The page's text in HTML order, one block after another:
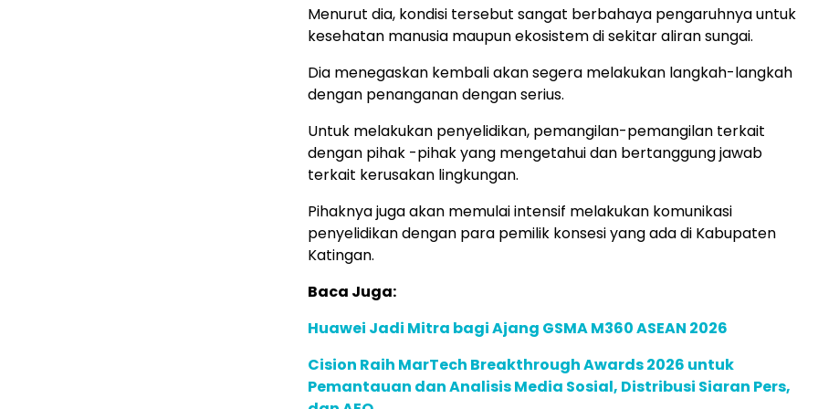
Menurut dia, kondisi tersebut sangat berbahaya pengaruhnya untuk
kesehatan manusia maupun ekosistem di sekitar aliran sungai.
Dia menegaskan kembali akan segera melakukan langkah-langkah
dengan penanganan dengan serius.
Untuk melakukan penyelidikan, pemangilan-pemangilan terkait
dengan pihak -pihak yang mengetahui dan bertanggung jawab
terkait kerusakan lingkungan.
Pihaknya juga akan memulai intensif melakukan komunikasi
penyelidikan dengan para pemilik konsesi yang ada di Kabupaten
Katingan.
Baca Juga:
Huawei Jadi Mitra bagi Ajang GSMA M360 ASEAN 2026
Cision Raih MarTech Breakthrough Awards 2026 untuk
Pemantauan dan Analisis Media Sosial, Distribusi Siaran Pers,